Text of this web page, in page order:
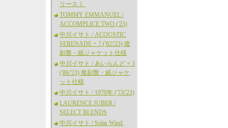
リース 》
TOMMY EMMANUEL /
ACCOMPLICE TWO ('23)
中川イサト / ACOUSTIC
SERENADE + 7 ('82/'23) 復
刻盤・紙ジャケット仕様
中川イサト / あいらんど + 3
('86/'23) 復刻盤・紙ジャケ
ット仕様
中川イサト / 1970年 ('73/'23)
LAURENCE JUBER /
SELECT BLENDS
中川イサト / Solar Wind: